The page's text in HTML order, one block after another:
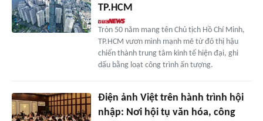
TP.HCM
Tròn 50 năm mang tên Chủ tịch Hồ Chí Minh,
TP.HCM vươn mình mạnh mẽ từ đô thị hậu
chiến thành trung tâm kinh tế hiện đại, ghi
dấu bằng loạt công trình ấn tượng.
Điện ảnh Việt trên hành trình hội
nhập: Nơi hội tụ văn hóa, công